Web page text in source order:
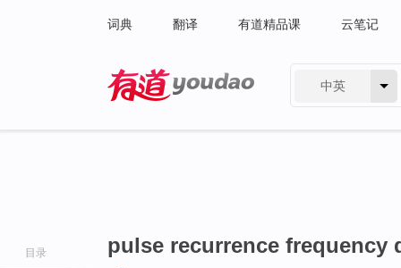
词典 翻译 有道精品课 云笔记
中英
目录 pulse recurrence frequency